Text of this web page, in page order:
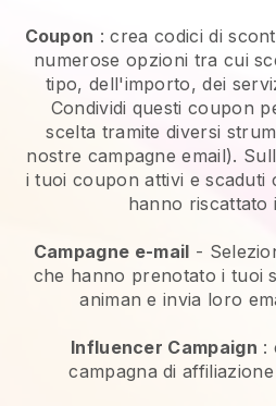
Coupon : crea codici di
numerose opzioni tra cui
tipo, dell'importo, dei
Condividi questi coupon
scelta tramite diversi
nostre campagne email).
i tuoi coupon attivi e scaduti
hanno riscattato
Campagne e-mail -
che hanno prenotato i tuoi
animan e invia loro
Influencer Campaign :
campagna di